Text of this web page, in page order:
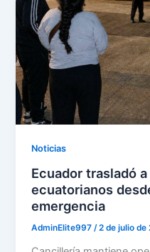
Noticias
Ecuador trasladó
ecuatorianos
emergencia
AdminElite997/2 de julio de